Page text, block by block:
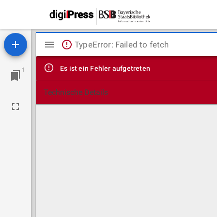
1
Mirador
Viewer
TypeError: Failed to fetch
Es ist ein Fehler aufgetreten
Technische Details